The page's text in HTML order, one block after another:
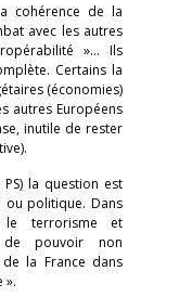
cohérence de la
avec les autres
»… Ils
Certains la
(économies)
autres Européens
inutile de rester
la question est
politique. Dans
terrorisme et
de pouvoir non
la France dans
».